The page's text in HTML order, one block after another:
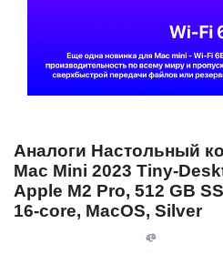
Аналоги Настольный
Mac Mini 2023 Tiny-
Apple M2 Pro, 512 GB
16-core, MacOS, Silver